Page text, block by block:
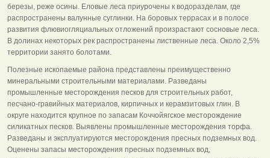
березы, реже осины. Еловые леса приурочены к водоразделам, где
распространены валунные суглинки. На боровых террасах и в полосе
развития флювиогляциальных отложений произрастают сосновые леса.
В долинах некоторых рек распространены лиственные леса. Около 2,5%
территории занято болотами.
Полезные ископаемые района представлены преимущественно
минеральными строительными материалами. Разведаны
промышленные месторождения песков для строительных работ,
песчано-гравийных материалов, кирпичных и керамзитовых глин. В
округе находится крупное по запасам Коччойягское месторождение
силикатных песков. Выявлены промышленные месторождения торфа.
Разведаны и эксплуатируются месторождения пресных подземных вод.
Оценены запасы месторождения пресных подземных вод,